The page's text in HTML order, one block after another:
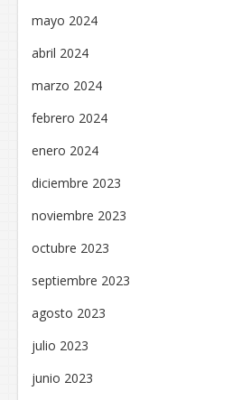
mayo 2024
abril 2024
marzo 2024
febrero 2024
enero 2024
diciembre 2023
noviembre 2023
octubre 2023
septiembre 2023
agosto 2023
julio 2023
junio 2023